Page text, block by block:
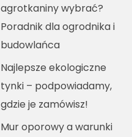
agrotkaniny wybrać?
Poradnik dla ogrodnika i
budowlańca
Najlepsze ekologiczne
tynki – podpowiadamy,
gdzie je zamówisz!
Mur oporowy a warunki